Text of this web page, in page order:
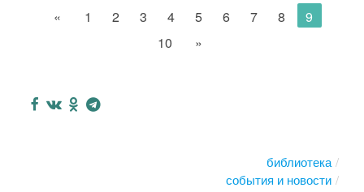
« 1 2 3 4 5 6 7 8
9
10
»
библиотека
события и новости